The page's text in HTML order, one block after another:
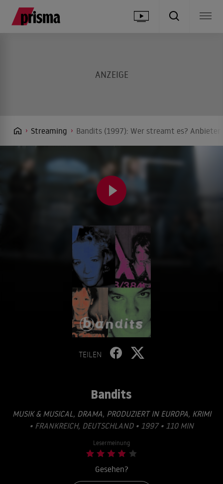
Streaming Bandits (1997): Wer streamt es? Anbieter
TEILEN
Bandits
MUSIK & MUSICAL, DRAMA, PRODUZIERT IN EUROPA, KRIMI
• FRANKREICH, DEUTSCHLAND • 1997 • 110 MIN
Lesermeinung
Gesehen?